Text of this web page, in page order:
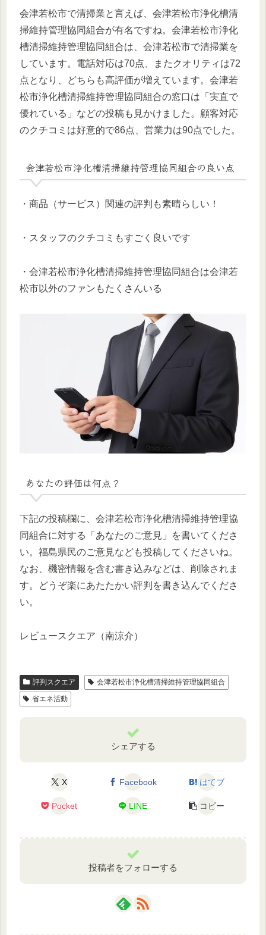
会津若松市で清掃業と言えば、会津若松市浄化槽清
掃維持管理協同組合が有名ですね。会津若松市浄化
槽清掃維持管理協同組合は、会津若松市で清掃業を
しています。電話対応は70点、またクオリティは72
点となり、どちらも高評価が増えています。会津若
松市浄化槽清掃維持管理協同組合の窓口は「実直で
優れている」などの投稿も見かけました。顧客対応
のクチコミは好意的で86点、営業力は90点でした。
会津若松市浄化槽清掃維持管理協同組合の良い点
・商品（サービス）関連の評判も素晴らしい！
・スタッフのクチコミもすごく良いです
・会津若松市浄化槽清掃維持管理協同組合は会津若
松市以外のファンもたくさんいる
あなたの評価は何点？
下記の投稿欄に、会津若松市浄化槽清掃維持管理協
同組合に対する「あなたのご意見」を書いてくださ
い。福島県民のご意見なども投稿してくださいね。
なお、機密情報を含む書き込みなどは、削除されま
す。どうぞ楽にあたたかい評判を書き込んでくださ
い。
レビュースクエア（南涼介）
評判スクエア
会津若松市浄化槽清掃維持管理協同組合
省エネ活動
シェアする
X Facebook はてブ
Pocket LINE コピー
投稿者をフォローする